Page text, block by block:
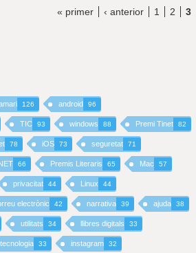
« primer ‹ anterior 1 2 3
126 android 96
TIC 93 windows 88 Premi Tinet 82
78 iOS 73 seguretat 71
66 Premis Literaris 65 Mac 57
privacitat 44 Linux 44
electrònic 42 narrativa 39 ajuda 38
utilitats 34 llibres digitals 33
tecnologia 33 instagram 32